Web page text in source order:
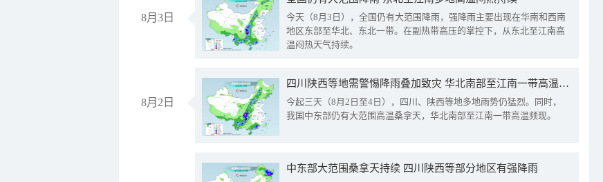
8月3日
今天（8月3日），全国仍有大范围降雨，强降雨主要出现在华南和西南
地区东部至华北、东北一带。在副热带高压的掌控下，从东北至江南高
温闷热天气持续。
8月2日
四川陕西等地需警惕降雨叠加致灾 华北南部至江南一带高温频现
今起三天（8月2日至4日），四川、陕西等地多地雨势仍猛烈。同时，
我国中东部仍有大范围高温桑拿天，华北南部至江南一带高温频现。
中东部大范围桑拿天持续 四川陕西等部分地区有强降雨